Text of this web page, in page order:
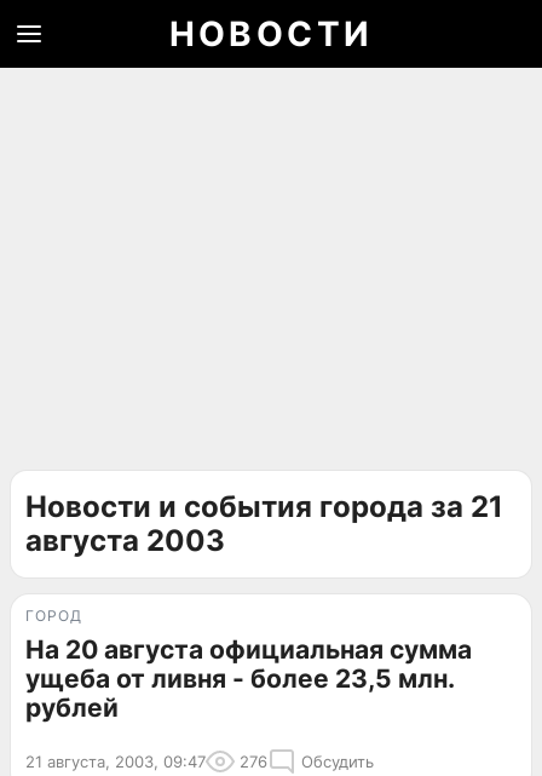
НОВОСТИ
Новости и события города за 21
августа 2003
ГОРОД
На 20 августа официальная сумма
ущеба от ливня - более 23,5 млн.
рублей
21 августа, 2003, 09:47 276 Обсудить